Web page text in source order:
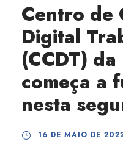
Centro de
Digital
(CCDT)
começa a
nesta
16 DE MAIO DE